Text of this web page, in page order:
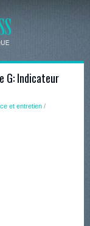
G: Indicateur
et entretien /